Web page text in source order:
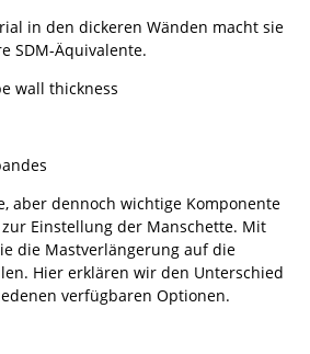
in den dickeren Wänden macht sie
SDM-Äquivalente.
aber dennoch wichtige Komponente
Einstellung der Manschette. Mit
die Mastverlängerung auf die
Hier erklären wir den Unterschied
verfügbaren Optionen.